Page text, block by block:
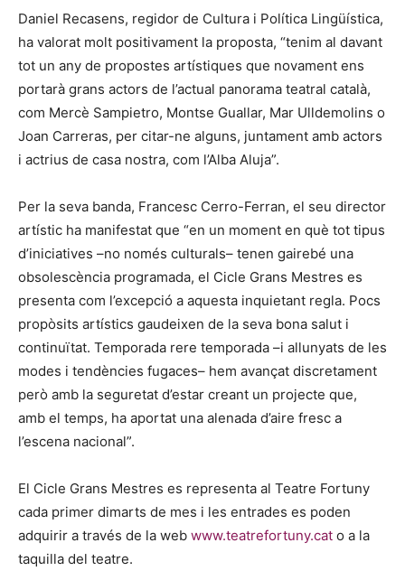
Daniel Recasens, regidor de Cultura i Política Lingüística,
ha valorat molt positivament la proposta, “tenim al davant
tot un any de propostes artístiques que novament ens
portarà grans actors de l’actual panorama teatral català,
com Mercè Sampietro, Montse Guallar, Mar Ulldemolins o
Joan Carreras, per citar-ne alguns, juntament amb actors
i actrius de casa nostra, com l’Alba Aluja”.
Per la seva banda, Francesc Cerro-Ferran, el seu director
artístic ha manifestat que “en un moment en què tot tipus
d’iniciatives –no només culturals– tenen gairebé una
obsolescència programada, el Cicle Grans Mestres es
presenta com l’excepció a aquesta inquietant regla. Pocs
propòsits artístics gaudeixen de la seva bona salut i
continuïtat. Temporada rere temporada –i allunyats de les
modes i tendències fugaces– hem avançat discretament
però amb la seguretat d’estar creant un projecte que,
amb el temps, ha aportat una alenada d’aire fresc a
l’escena nacional”.
El Cicle Grans Mestres es representa al Teatre Fortuny
cada primer dimarts de mes i les entrades es poden
adquirir a través de la web www.teatrefortuny.cat o a la
taquilla del teatre.